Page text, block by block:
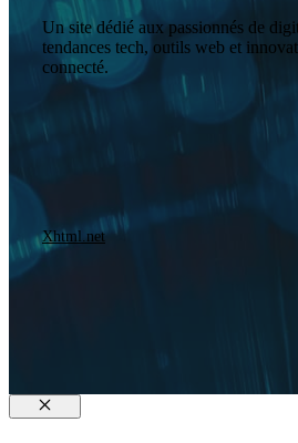
Un site dédié aux passionnés de
tendances tech, outils web et
connecté.
Xhtml.net
Fermer